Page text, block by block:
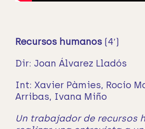
Recursos humanos (4′)
Dir: Joan Álvarez Lladós
Int: Xavier Pàmies, Rocío
Arribas, Ivana Miño
Un trabajador de recursos